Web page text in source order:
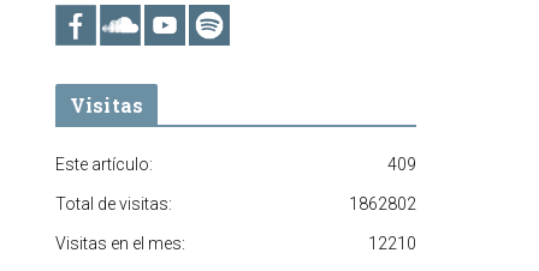
Visitas
409
Este artículo:
1862802
Total de visitas:
12210
Visitas en el mes: